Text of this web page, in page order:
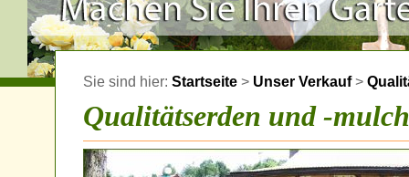
Sie sind hier: Startseite > Unser Verkauf>
Qualitätserden und -